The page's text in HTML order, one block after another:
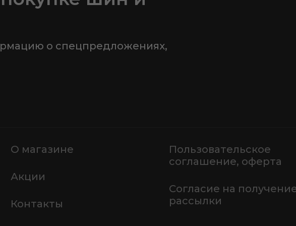
о спецпредложениях,
О магазине
Акции
Контакты
Пользовательское
соглашение, оферта
Согласие на
рассылки